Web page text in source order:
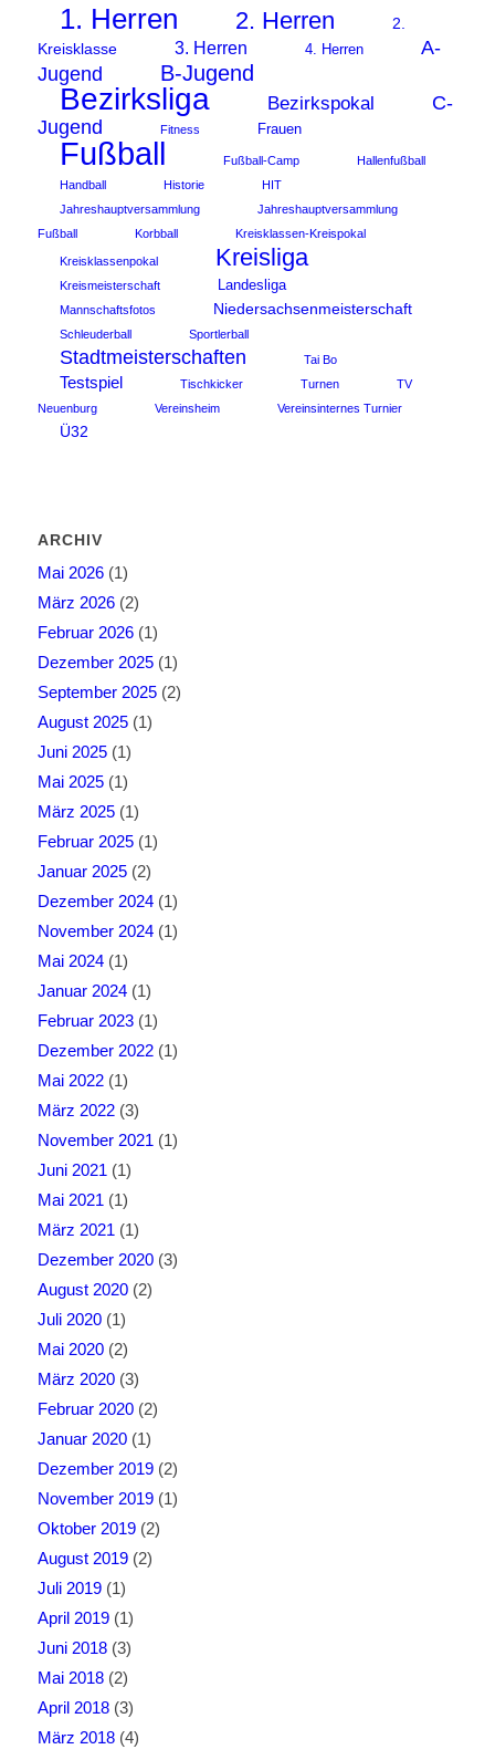
1. Herren 2. Herren
2.
Kreisklasse
3. Herren 4. Herren
A-
Jugend
B-Jugend
Bezirksliga Bezirkspokal
C-
Jugend
Fitness Frauen
Fußball Fußball-Camp
Hallenfußball
Handball
Historie
HIT
Jahreshauptversammlung
Jahreshauptversammlung
Fußball
Korbball Kreisklassen-Kreispokal
Kreisklassenpokal Kreisliga
Kreismeisterschaft Landesliga
Mannschaftsfotos Niedersachsenmeisterschaft
Schleuderball Sportlerball
Stadtmeisterschaften Tai Bo
Testspiel Tischkicker Turnen
TV
Neuenburg
Vereinsheim Vereinsinternes Turnier
Ü32
ARCHIV
Mai 2026(1)
März 2026(2)
Februar 2026(1)
Dezember 2025(1)
September 2025(2)
August 2025(1)
Juni 2025(1)
Mai 2025(1)
März 2025(1)
Februar 2025(1)
Januar 2025(2)
Dezember 2024(1)
November 2024(1)
Mai 2024(1)
Januar 2024(1)
Februar 2023(1)
Dezember 2022(1)
Mai 2022(1)
März 2022(3)
November 2021 (1)
Juni 2021 (1)
Mai 2021 (1)
März 2021 (1)
Dezember 2020(3)
August 2020(2)
Juli 2020(1)
Mai 2020(2)
März 2020(3)
Februar 2020(2)
Januar 2020(1)
Dezember 2019(2)
November 2019(1)
Oktober 2019(2)
August 2019(2)
Juli 2019(1)
April 2019(1)
Juni 2018(3)
Mai 2018(2)
April 2018(3)
März 2018(4)